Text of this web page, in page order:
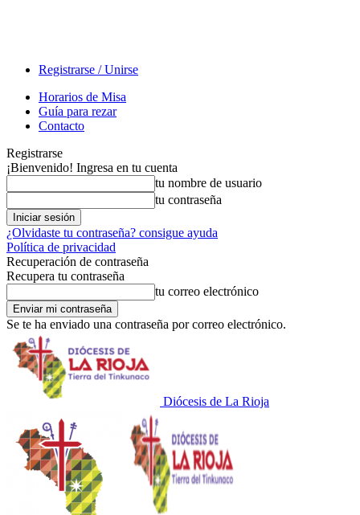
Registrarse / Unirse
Horarios de Misa
Guía para rezar
Contacto
Registrarse
¡Bienvenido! Ingresa en tu cuenta
tu nombre de usuario
tu contraseña
¿Olvidaste tu contraseña? consigue ayuda
Política de privacidad
Recuperación de contraseña
Recupera tu contraseña
tu correo electrónico
Se te ha enviado una contraseña por correo electrónico.
Diócesis de La Rioja